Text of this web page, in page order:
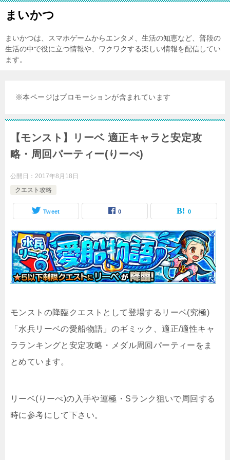
まいかつ
まいかつは、スマホゲームからエンタメ、生活の知恵など、普段の
生活の中で役に立つ情報や、ワクワクする楽しい情報を配信してい
ます。
※本ページはプロモーションが含まれています
【モンスト】リーベ 適正キャラと安定攻
略・周回パーティー(りーべ)
公開日： 2017年8月18日
クエスト攻略
Tweet 0 0
モンストの降臨クエストとして登場するリーベ(究極)
「水兵リーベの愛船物語」のギミック、適正/適性キャ
ラランキングと安定攻略・メダル周回パーティーをま
とめています。
リーベ(りーべ)の入手や運極・Sランク狙いで周回する
時に参考にして下さい。